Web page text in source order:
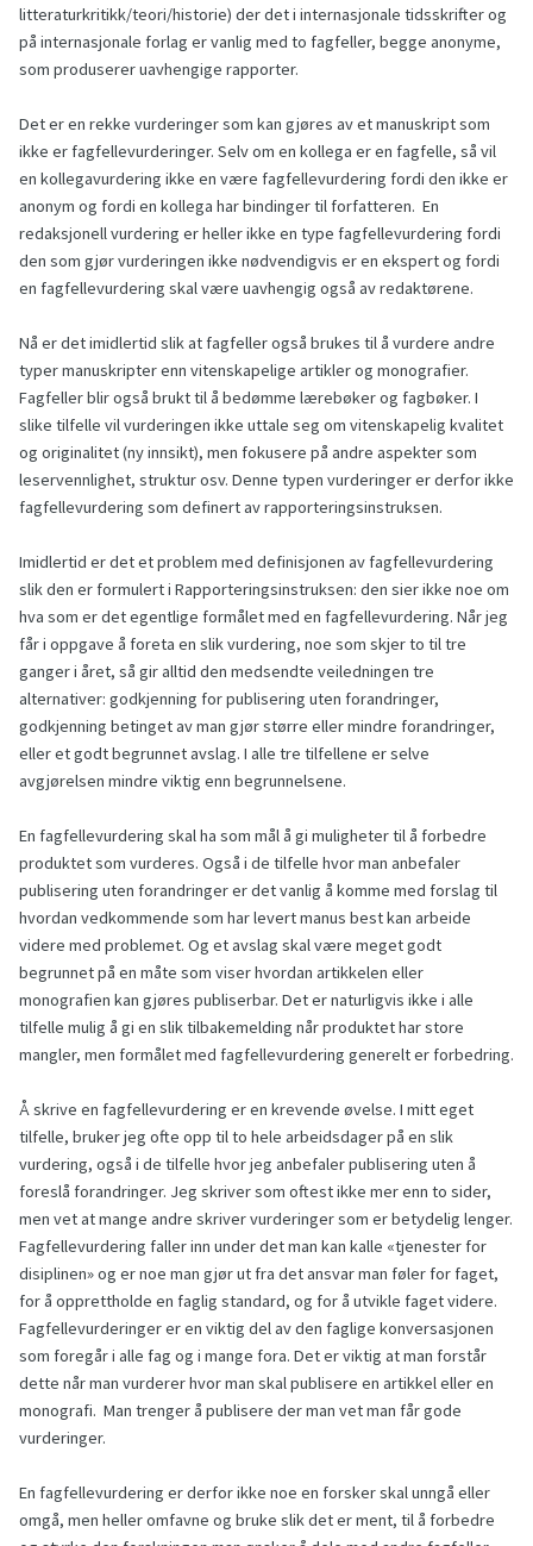
litteraturkritikk/teori/historie) der det i internasjonale tidsskrifter og
på internasjonale forlag er vanlig med to fagfeller, begge anonyme,
som produserer uavhengige rapporter.
Det er en rekke vurderinger som kan gjøres av et manuskript som
ikke er fagfellevurderinger. Selv om en kollega er en fagfelle, så vil
en kollegavurdering ikke en være fagfellevurdering fordi den ikke er
anonym og fordi en kollega har bindinger til forfatteren. En
redaksjonell vurdering er heller ikke en type fagfellevurdering fordi
den som gjør vurderingen ikke nødvendigvis er en ekspert og fordi
en fagfellevurdering skal være uavhengig også av redaktørene.
Nå er det imidlertid slik at fagfeller også brukes til å vurdere andre
typer manuskripter enn vitenskapelige artikler og monografier.
Fagfeller blir også brukt til å bedømme lærebøker og fagbøker. I
slike tilfelle vil vurderingen ikke uttale seg om vitenskapelig kvalitet
og originalitet (ny innsikt), men fokusere på andre aspekter som
leservennlighet, struktur osv. Denne typen vurderinger er derfor ikke
fagfellevurdering som definert av rapporteringsinstruksen.
Imidlertid er det et problem med definisjonen av fagfellevurdering
slik den er formulert i Rapporterings­instruksen: den sier ikke noe om
hva som er det egentlige formålet med en fagfellevurdering. Når jeg
får i oppgave å foreta en slik vurdering, noe som skjer to til tre
ganger i året, så gir alltid den medsendte veiledningen tre
alternativer: godkjenning for publisering uten forandringer,
godkjenning betinget av man gjør større eller mindre forandringer,
eller et godt begrunnet avslag. I alle tre tilfellene er selve
avgjørelsen mindre viktig enn begrunnelsene.
En fagfellevurdering skal ha som mål å gi muligheter til å forbedre
produktet som vurderes. Også i de tilfelle hvor man anbefaler
publisering uten forandringer er det vanlig å komme med forslag til
hvordan vedkommende som har levert manus best kan arbeide
videre med problemet. Og et avslag skal være meget godt
begrunnet på en måte som viser hvordan artikkelen eller
monografien kan gjøres publiserbar. Det er naturligvis ikke i alle
tilfelle mulig å gi en slik tilbakemelding når produktet har store
mangler, men formålet med fagfellevurdering generelt er forbedring.
Å skrive en fagfellevurdering er en krevende øvelse. I mitt eget
tilfelle, bruker jeg ofte opp til to hele arbeidsdager på en slik
vurdering, også i de tilfelle hvor jeg anbefaler publisering uten å
foreslå forandringer. Jeg skriver som oftest ikke mer enn to sider,
men vet at mange andre skriver vurderinger som er betydelig lenger.
Fagfellevurdering faller inn under det man kan kalle «tjenester for
disiplinen» og er noe man gjør ut fra det ansvar man føler for faget,
for å opprettholde en faglig standard, og for å utvikle faget videre.
Fagfellevurderinger er en viktig del av den faglige konversasjonen
som foregår i alle fag og i mange fora. Det er viktig at man forstår
dette når man vurderer hvor man skal publisere en artikkel eller en
monografi. Man trenger å publisere der man vet man får gode
vurderinger.
En fagfellevurdering er derfor ikke noe en forsker skal unngå eller
omgå, men heller omfavne og bruke slik det er ment, til å forbedre